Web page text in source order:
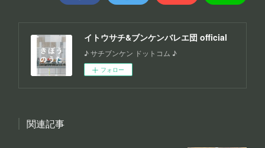
イトウサチ&ブンケンバレエ団 official
♪ サチブンケン ドットコム ♪
フォロー
関連記事